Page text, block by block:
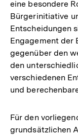
eine besondere
Bürgerinitiative
Entscheidungen
Engagement der
gegenüber den
den
verschiedenen
und
Für den
grundsätzlichen